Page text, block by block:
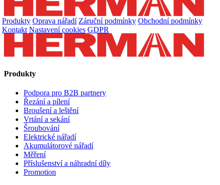
Produkty Oprava nářadí Záruční podmínky Obchodní podmínky
Kontakt Nastavení cookies GDPR
Produkty
Podpora pro B2B partnery
Řezání a pílení
Broušení a leštění
Vrtání a sekání
Šroubování
Elektrické nářadí
Akumulátorové nářadí
Měření
Příslušenství a náhradní díly
Promotion